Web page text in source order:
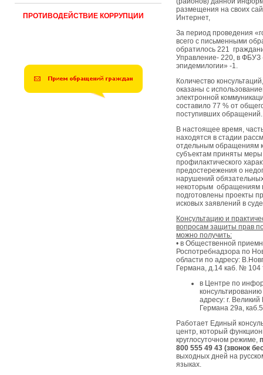
ПРОТИВОДЕЙСТВИЕ КОРРУПЦИИ
размещения на своих
Интернет,
За период проведения
всего с письменными
обратилось 221
Управление- 220, в ФБУЗ
эпидемилогии» -1.
Количество
оказаны с
электронной
составило 77 % от
поступивших обращений.
В настоящее время,
находятся в стадии
отдельным обращениям
субъектам приняты меры
профилактического
предостережения о
нарушений
некоторым обращениям
подготовлены проекты
исковых заявлений в
Консультацию и
вопросам защиты прав
можно получить:
• в Общественной
Роспотребнадзора по
области по адресу:
Германа, д.14 каб. № 104
в Центре по
адресу: г. Великий
Германа 29а,
Работает Единый
центр, который
круглосуточном режиме,
800 555 49 43 (звонок
выходных дней на
языках.